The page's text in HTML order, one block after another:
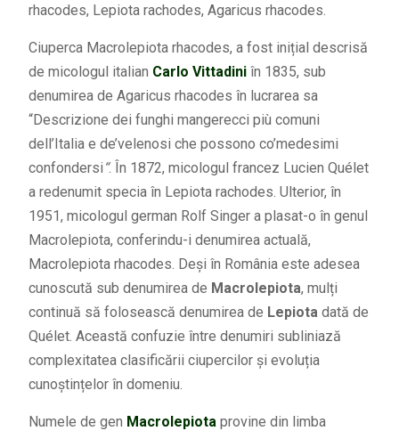
rhacodes, Lepiota rachodes, Agaricus rhacodes.
Ciuperca Macrolepiota rhacodes, a fost inițial descrisă
de micologul italian Carlo Vittadiniîn 1835, sub
denumirea de Agaricus rhacodes în lucrarea sa
“Descrizione dei funghi mangerecci più comuni
dell’Italia e de’velenosi che possono co’medesimi
confondersi “. În 1872, micologul francez Lucien Quélet
a redenumit specia în Lepiota rachodes. Ulterior, în
1951, micologul german Rolf Singer a plasat-o în genul
Macrolepiota, conferindu-i denumirea actuală,
Macrolepiota rhacodes. Deși în România este adesea
cunoscută sub denumirea de Macrolepiota, mulți
continuă să folosească denumirea de Lepiotadată de
Quélet. Această confuzie între denumiri subliniază
complexitatea clasificării ciupercilor și evoluția
cunoștințelor în domeniu.
Numele de gen Macrolepiota provine din limba